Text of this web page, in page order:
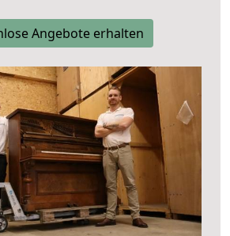
Angebote erhalten